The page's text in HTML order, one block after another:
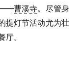
——曹溪寺。尽管身
提灯节活动尤为壮
。